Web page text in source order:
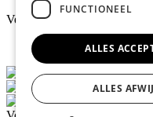
Verzend/betaalmethode
FUNCTIONEEL
ALLES
ALLES